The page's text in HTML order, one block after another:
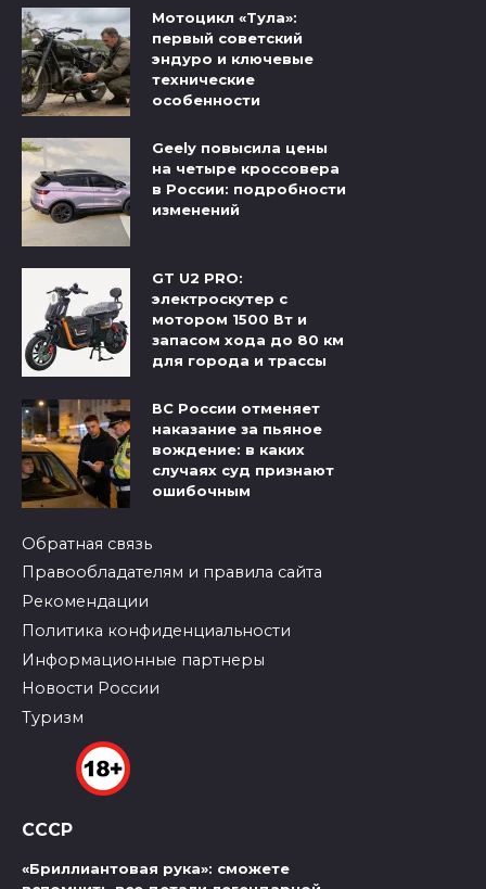
Мотоцикл «Тула»:
первый советский
эндуро и ключевые
технические
особенности
Geely повысила цены
на четыре кроссовера
в России: подробности
изменений
GT U2 PRO:
электроскутер с
мотором 1500 Вт и
запасом хода до 80 км
для города и трассы
ВС России отменяет
наказание за пьяное
вождение: в каких
случаях суд признают
ошибочным
Обратная связь
Правообладателям и правила сайта
Рекомендации
Политика конфиденциальности
Информационные партнеры
Новости России
Туризм
СССР
«Бриллиантовая рука»: сможете